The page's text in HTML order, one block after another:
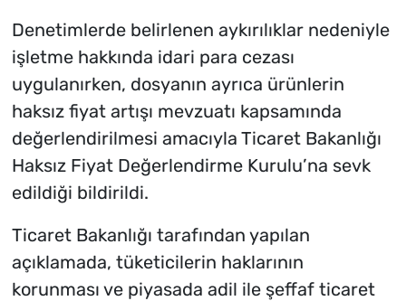
Denetimlerde belirlenen aykırılıklar nedeniyle
işletme hakkında idari para cezası
uygulanırken, dosyanın ayrıca ürünlerin
haksız fiyat artışı mevzuatı kapsamında
değerlendirilmesi amacıyla Ticaret Bakanlığı
Haksız Fiyat Değerlendirme Kurulu’na sevk
edildiği bildirildi.
Ticaret Bakanlığı tarafından yapılan
açıklamada, tüketicilerin haklarının
korunması ve piyasada adil ile şeffaf ticaret